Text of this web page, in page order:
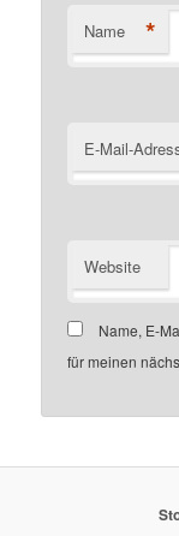
Name *
E-Mail-
Website
Name, E-
für meinen